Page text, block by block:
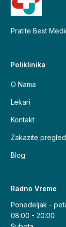
Pratite Best
Poliklinika
O Nama
Lekari
Kontakt
Zakazite pregled
Blog
Radno Vreme
Ponedeljak -
08:00 - 20:00